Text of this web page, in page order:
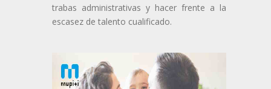
trabas administrativas y hacer frente a la
escasez de talento cualificado.